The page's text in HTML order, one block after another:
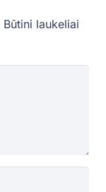
Būtini laukeliai